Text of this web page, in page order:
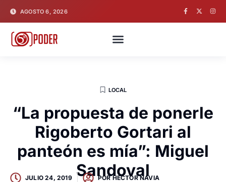
AGOSTO 6, 2026
LOCAL
“La propuesta de ponerle
Rigoberto Gortari al
panteón es mía”: Miguel
Sandoval
JULIO 24, 2019 PORHECTOR NAVIA